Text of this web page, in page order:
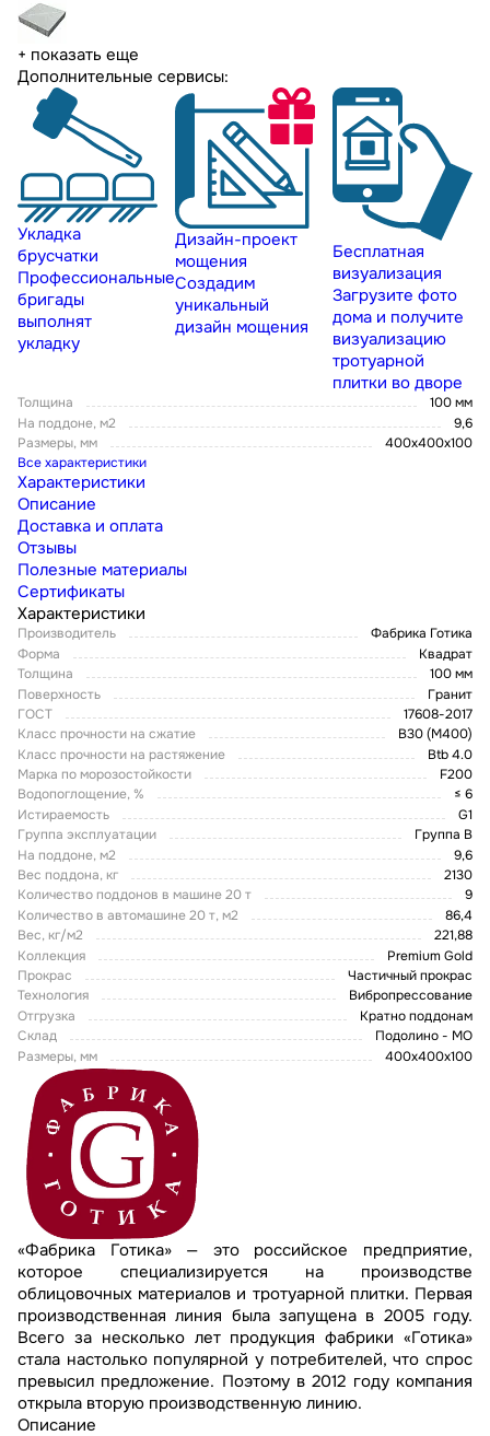
+ показать еще
Дополнительные сервисы:
Укладка
брусчатки
Профессиональные
бригады
выполнят
укладку
Дизайн-проект
мощения
Создадим
уникальный
дизайн мощения
Бесплатная
визуализация
Загрузите фото
дома и получите
визуализацию
тротуарной
плитки во дворе
Толщина
100 мм
На поддоне, м2
9,6
Размеры, мм
400x400x100
Все характеристики
Характеристики
Описание
Доставка и оплата
Отзывы
Полезные материалы
Сертификаты
Характеристики
Производитель
Фабрика Готика
Форма
Квадрат
Толщина
100 мм
Поверхность
Гранит
ГОСТ
17608-2017
Класс прочности на сжатие
В30 (М400)
Класс прочности на растяжение
Btb 4.0
Марка по морозостойкости
F200
Водопоглощение, %
≤ 6
Истираемость
G1
Группа эксплуатации
Группа В
На поддоне, м2
9,6
Вес поддона, кг
2130
Количество поддонов в машине 20 т
9
Количество в автомашине 20 т, м2
86,4
Вес, кг/м2
221,88
Коллекция
Premium Gold
Прокрас
Частичный прокрас
Технология
Вибропрессование
Отгрузка
Кратно поддонам
Склад
Подолино - МО
Размеры, мм
400x400x100
«Фабрика Готика» — это российское предприятие,
которое специализируется на производстве
облицовочных материалов и тротуарной плитки. Первая
производственная линия была запущена в 2005 году.
Всего за несколько лет продукция фабрики «Готика»
стала настолько популярной у потребителей, что спрос
превысил предложение. Поэтому в 2012 году компания
открыла вторую производственную линию.
Описание